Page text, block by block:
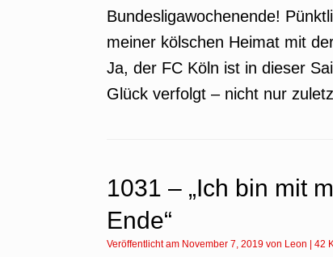
Bundesligawochenende!
meiner kölschen Heimat mit
Ja, der FC Köln ist in dieser
Glück verfolgt – nicht nur
1031 – „Ich bin mit
Ende“
Veröffentlicht am November 7, 2019 von Leon 42